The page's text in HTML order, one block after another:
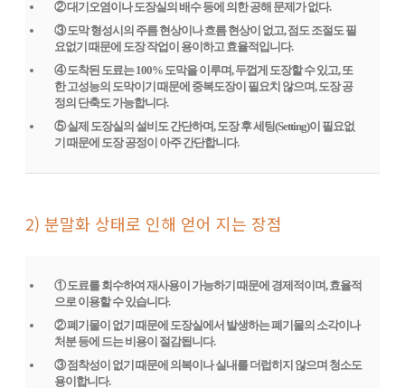
② 대기오염이나 도장실의 배수 등에 의한 공해 문제가 없다.
③ 도막 형성시의 주름 현상이나 흐름 현상이 없고, 점도 조절도 필
요없기 때문에 도장 작업이 용이하고 효율적입니다.
④ 도착된 도료는 100% 도막을 이루며, 두껍게 도장할 수 있고, 또
한 고성능의 도막이기 때문에 중복도장이 필요치 않으며, 도장 공
정의 단축도 가능합니다.
⑤ 실제 도장실의 설비도 간단하며, 도장 후 세팅(Setting)이 필요없
기 때문에 도장 공정이 아주 간단합니다.
2) 분말화 상태로 인해 얻어 지는 장점
① 도료를 회수하여 재사용이 가능하기 때문에 경제적이며, 효율적
으로 이용할 수 있습니다.
② 폐기물이 없기 때문에 도장실에서 발생하는 폐기물의 소각이나
처분 등에 드는 비용이 절감됩니다.
③ 점착성이 없기 때문에 의복이나 실내를 더럽히지 않으며 청소도
용이합니다.